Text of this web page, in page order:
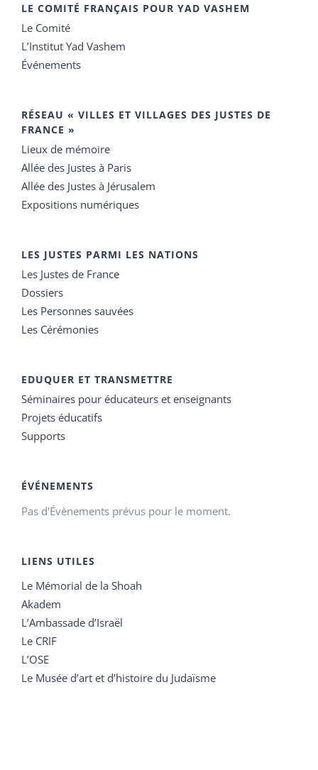
LE COMITÉ FRANÇAIS POUR YAD VASHEM
Le Comité
L’Institut Yad Vashem
Événements
RÉSEAU « VILLES ET VILLAGES DES JUSTES DE
FRANCE »
Lieux de mémoire
Allée des Justes à Paris
Allée des Justes à Jérusalem
Expositions numériques
LES JUSTES PARMI LES NATIONS
Les Justes de France
Dossiers
Les Personnes sauvées
Les Cérémonies
EDUQUER ET TRANSMETTRE
Séminaires pour éducateurs et enseignants
Projets éducatifs
Supports
ÉVÉNEMENTS
Pas d'Évènements prévus pour le moment.
LIENS UTILES
Le Mémorial de la Shoah
Akadem
L’Ambassade d’Israël
Le CRIF
L’OSE
Le Musée d’art et d’histoire du Judaïsme